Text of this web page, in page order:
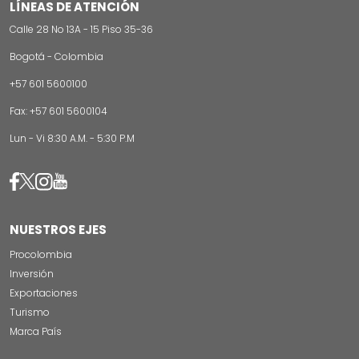
LÍNEAS DE ATENCIÓN
Calle 28 No 13A - 15 Piso 35-36
Bogotá - Colombia
+57 601 5600100
Fax: +57 601 5600104
Lun - Vi 8:30 A.M. - 5:30 P.M
Image
Image
ImageImage
NUESTROS EJES
Procolombia
Inversión
Exportaciones
Turismo
Marca País